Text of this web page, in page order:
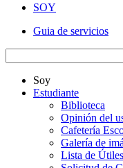
SOY
Guia de servicios
Soy
Estudiante
Biblioteca
Opinión del
Cafetería
Galería de
Lista de